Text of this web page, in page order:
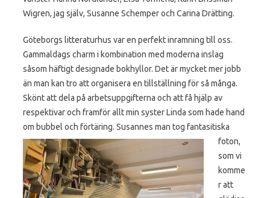
Wigren, jag själv, Susanne Schemper och Carina Drätting.
Göteborgs litteraturhus var en perfekt inramning till oss.
Gammaldags charm i kombination med moderna inslag
såsom häftigt designade bokhyllor. Det är mycket mer jobb
än man kan tro att organisera en tillställning för så många.
Skönt att dela på arbetsuppgifterna och att få hjälp av
respektivar och framför allt min syster Linda som hade hand
om bubbel och förtäring. Susannes man tog fantasitiska
foton,
som vi
komme
r att